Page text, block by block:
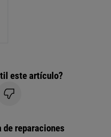
este artículo?
de reparaciones